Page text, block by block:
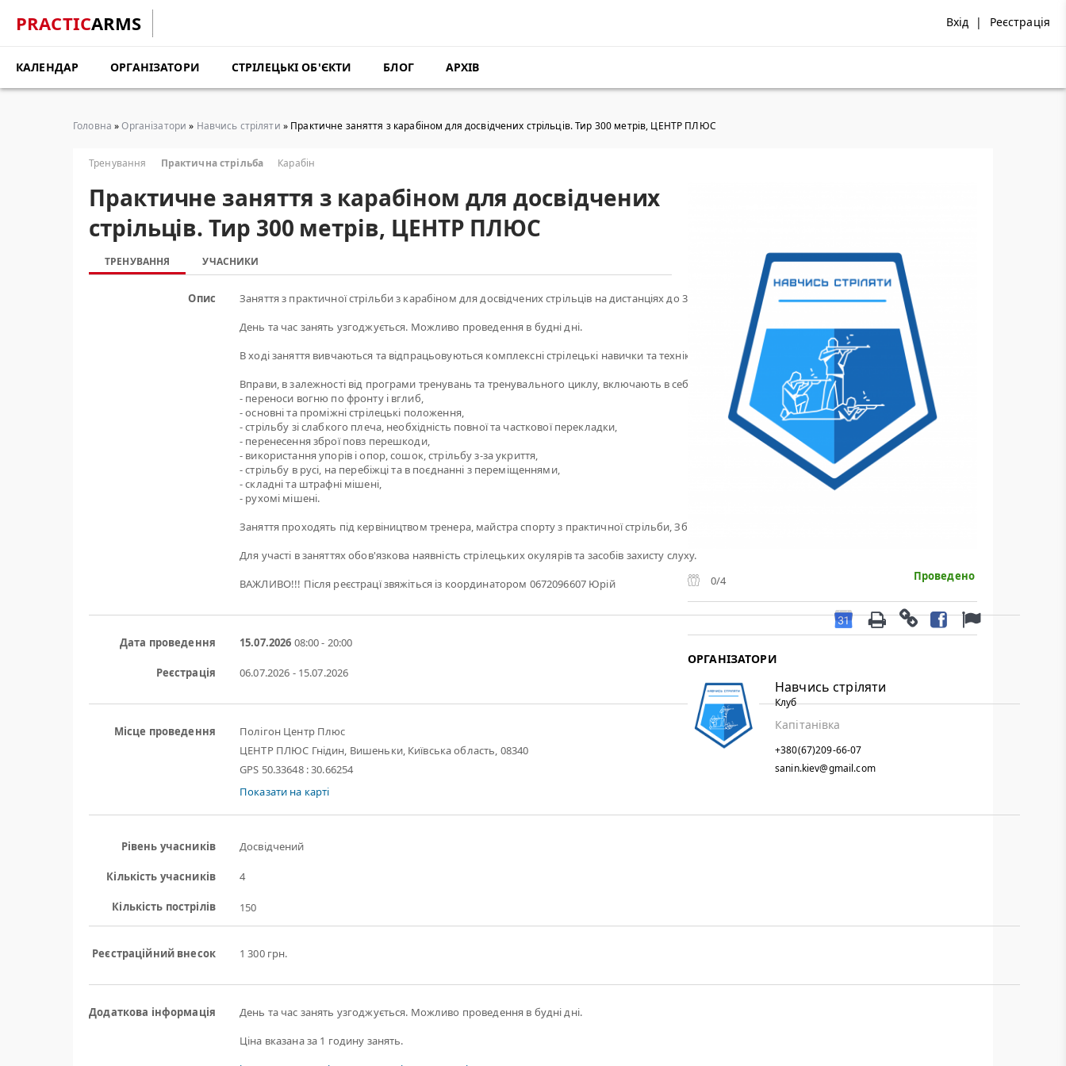
PRACTICARMS Вхід | Реєстрація
КАЛЕНДАР ОРГАНІЗАТОРИ СТРІЛЕЦЬКІ ОБ'ЄКТИ БЛОГ АРХІВ
Головна »Організатори » Навчись стріляти » Практичне заняття з карабіном для досвідчених стрільців. Тир 300 метрів, ЦЕНТР ПЛЮС
Тренування Практична стрільба Карабін
Практичне заняття з карабіном для досвідчених
стрільців. Тир 300 метрів, ЦЕНТР ПЛЮС
ТРЕНУВАННЯ УЧАСНИКИ
Опис
Заняття з практичної стрільби з карабіном для досвідчених стрільців на дистанціях до 300 м
День та час занять узгоджується. Можливо проведення в будні дні.
В ході заняття вивчаються та відпрацьовуються комплексні стрілецькі навички та техніки стрільби.
Вправи, в залежності від програми тренувань та тренувального циклу, включають в себе:
- переноси вогню по фронту і вглиб,
- основні та проміжні стрілецькі положення,
- стрільбу зі слабкого плеча, необхідність повної та часткової перекладки,
- перенесення зброї повз перешкоди,
- використання упорів і опор, сошок, стрільбу з-за укриття,
- стрільбу в русі, на перебіжці та в поєднанні з переміщеннями,
- складні та штрафні мішені,
- рухомі мішені.
Заняття проходять під кервіництвом тренера, майстра спорту з практичної стрільби, Збаранського Владислава
Для участі в заняттях обов'язкова наявність стрілецьких окулярів та засобів захисту слуху.
ВАЖЛИВО!!! Після реєстрацї звяжіться із координатором 0672096607 Юрій
Дата проведення 15.07.2026 08:00 - 20:00
Реєстрація 06.07.2026 - 15.07.2026
Місце проведення
Полігон Центр Плюс
ЦЕНТР ПЛЮС Гнідин, Вишеньки, Київська область, 08340
GPS 50.33648 : 30.66254
Показати на карті
Рівень учасників Досвідчений
Кількість учасників 4
Кількість пострілів 150
Реєстраційний внесок 1 300 грн.
Додаткова інформація
День та час занять узгоджується. Можливо проведення в будні дні.
Ціна вказана за 1 годину занять.
0/4 Проведено
ОРГАНІЗАТОРИ
Навчись стріляти
Клуб
Капітанівка
+380(67)209-66-07
sanin.kiev@gmail.com